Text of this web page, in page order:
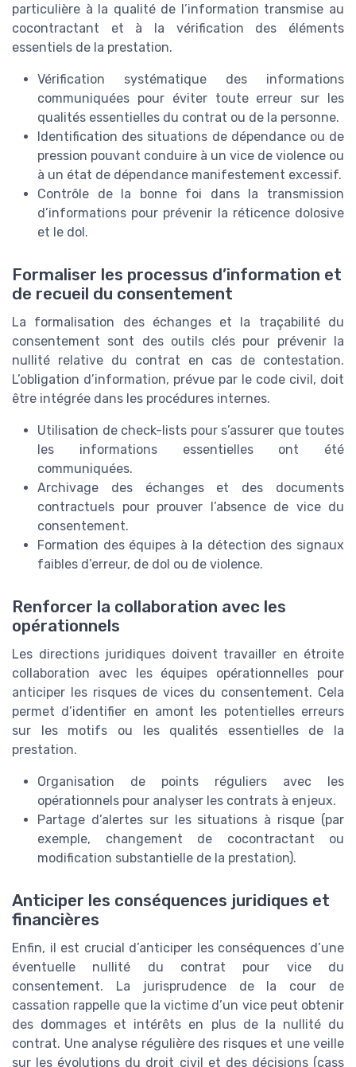
particulière à la qualité de l’information transmise au
cocontractant et à la vérification des éléments
essentiels de la prestation.
Vérification systématique des informations
communiquées pour éviter toute erreur sur les
qualités essentielles du contrat ou de la personne.
Identification des situations de dépendance ou de
pression pouvant conduire à un vice de violence ou
à un état de dépendance manifestement excessif.
Contrôle de la bonne foi dans la transmission
d’informations pour prévenir la réticence dolosive
et le dol.
Formaliser les processus d’information et
de recueil du consentement
La formalisation des échanges et la traçabilité du
consentement sont des outils clés pour prévenir la
nullité relative du contrat en cas de contestation.
L’obligation d’information, prévue par le code civil, doit
être intégrée dans les procédures internes.
Utilisation de check-lists pour s’assurer que toutes
les informations essentielles ont été
communiquées.
Archivage des échanges et des documents
contractuels pour prouver l’absence de vice du
consentement.
Formation des équipes à la détection des signaux
faibles d’erreur, de dol ou de violence.
Renforcer la collaboration avec les
opérationnels
Les directions juridiques doivent travailler en étroite
collaboration avec les équipes opérationnelles pour
anticiper les risques de vices du consentement. Cela
permet d’identifier en amont les potentielles erreurs
sur les motifs ou les qualités essentielles de la
prestation.
Organisation de points réguliers avec les
opérationnels pour analyser les contrats à enjeux.
Partage d’alertes sur les situations à risque (par
exemple, changement de cocontractant ou
modification substantielle de la prestation).
Anticiper les conséquences juridiques et
financières
Enfin, il est crucial d’anticiper les conséquences d’une
éventuelle nullité du contrat pour vice du
consentement. La jurisprudence de la cour de
cassation rappelle que la victime d’un vice peut obtenir
des dommages et intérêts en plus de la nullité du
contrat. Une analyse régulière des risques et une veille
sur les évolutions du droit civil et des décisions (cass